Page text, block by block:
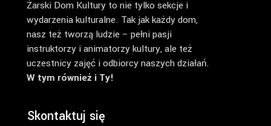
Żarski Dom Kultury to nie tylko sekcje i
wydarzenia kulturalne. Tak jak każdy dom,
nasz też tworzą ludzie – pełni pasji
instruktorzy i animatorzy kultury, ale też
uczestnicy zajęć i odbiorcy naszych działań.
W tym również i Ty!
Skontaktuj się